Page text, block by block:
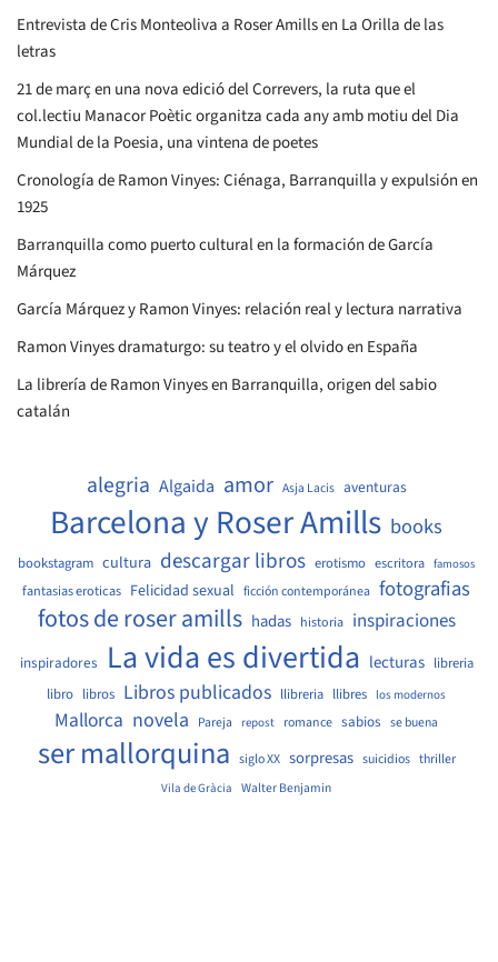
Entrevista de Cris Monteoliva a Roser Amills en La Orilla de las
letras
21 de març en una nova edició del Correvers, la ruta que el
col.lectiu Manacor Poètic organitza cada any amb motiu del Dia
Mundial de la Poesia, una vintena de poetes
Cronología de Ramon Vinyes: Ciénaga, Barranquilla y expulsión en
1925
Barranquilla como puerto cultural en la formación de García
Márquez
García Márquez y Ramon Vinyes: relación real y lectura narrativa
Ramon Vinyes dramaturgo: su teatro y el olvido en España
La librería de Ramon Vinyes en Barranquilla, origen del sabio
catalán
alegria Algaida amor Asja Lacis aventuras
Barcelona y Roser Amills books
bookstagram cultura descargar libros erotismo escritora famosos
fantasias eroticas Felicidad sexual ficción contemporánea fotografias
fotos de roser amills hadas historia inspiraciones
inspiradores La vida es divertida lecturas libreria
libro libros Libros publicados llibreria llibres los modernos
Mallorca novela Pareja repost romance sabios se buena
ser mallorquina siglo XX sorpresas suicidios thriller
Vila de Gràcia Walter Benjamin